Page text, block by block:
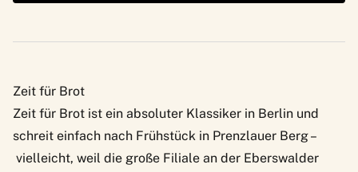
Zeit für Brot
Zeit für Brot ist ein absoluter Klassiker in Berlin und
schreit einfach nach Frühstück in Prenzlauer Berg –
vielleicht, weil die große Filiale an der Eberswalder